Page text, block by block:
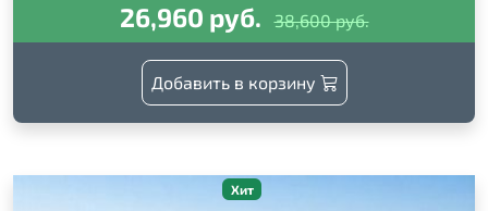
26,960 руб. 38,600 руб.
Добавить в корзину
Хит